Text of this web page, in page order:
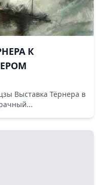
К
Выставка Тёрнера в